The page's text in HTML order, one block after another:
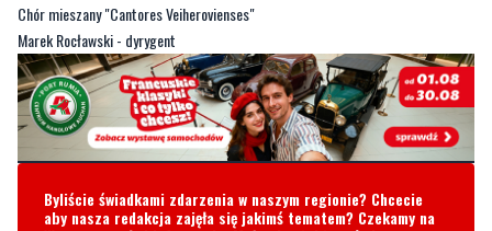
Chór mieszany "Cantores Veiherovienses"
Marek Rocławski - dyrygent
Byliście świadkami zdarzenia w naszym regionie? Chcecie
aby nasza redakcja zajęła się jakimś tematem? Czekamy na